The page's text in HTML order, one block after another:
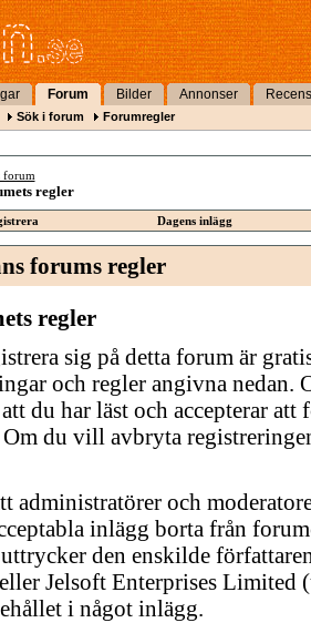
Forum Bilder Annonser
Sök i forum Forumregler
forum
regler
Dagens inlägg
forums regler
regler
sig på detta forum är
och regler angivna nedan.
du har läst och accepterar
Om du vill avbryta
administratörer och
inlägg borta från
den enskilde
Jelsoft Enterprises Limited
i något inlägg.